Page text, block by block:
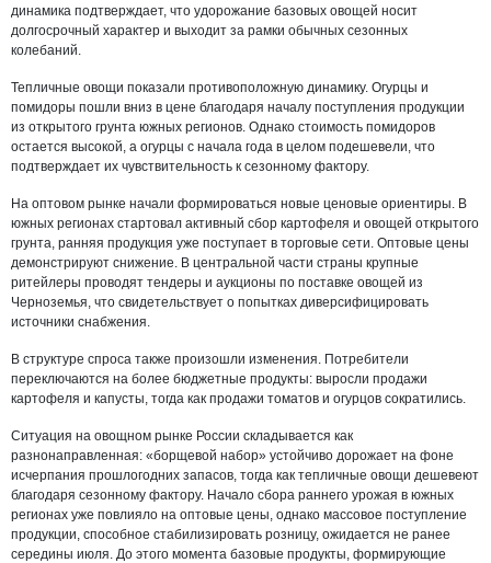
динамика подтверждает, что удорожание базовых овощей носит
долгосрочный характер и выходит за рамки обычных сезонных
колебаний.
Тепличные овощи показали противоположную динамику. Огурцы и
помидоры пошли вниз в цене благодаря началу поступления продукции
из открытого грунта южных регионов. Однако стоимость помидоров
остается высокой, а огурцы с начала года в целом подешевели, что
подтверждает их чувствительность к сезонному фактору.
На оптовом рынке начали формироваться новые ценовые ориентиры. В
южных регионах стартовал активный сбор картофеля и овощей открытого
грунта, ранняя продукция уже поступает в торговые сети. Оптовые цены
демонстрируют снижение. В центральной части страны крупные
ритейлеры проводят тендеры и аукционы по поставке овощей из
Черноземья, что свидетельствует о попытках диверсифицировать
источники снабжения.
В структуре спроса также произошли изменения. Потребители
переключаются на более бюджетные продукты: выросли продажи
картофеля и капусты, тогда как продажи томатов и огурцов сократились.
Ситуация на овощном рынке России складывается как
разнонаправленная: «борщевой набор» устойчиво дорожает на фоне
исчерпания прошлогодних запасов, тогда как тепличные овощи дешевеют
благодаря сезонному фактору. Начало сбора раннего урожая в южных
регионах уже повлияло на оптовые цены, однако массовое поступление
продукции, способное стабилизировать розницу, ожидается не ранее
середины июля. До этого момента базовые продукты, формирующие